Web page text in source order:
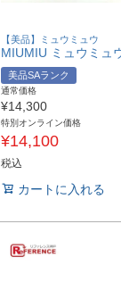
【美品】ミュウミュウ
美品SAランク
通常価格
¥14,300
特別オンライン価格
¥14,100
税込
カートに入れる